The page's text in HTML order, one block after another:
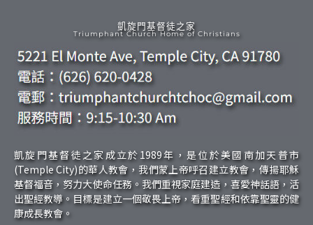
凱旋門基督徒之家
Triumphant Church Home of Christians
凱旋門基督徒之家成立於1989年，是位於美國南加天普市
(Temple City)的華人教會，我們蒙上帝呼召建立教會，傳揚耶穌
基督福音，努力大使命任務。我們重視家庭建造，喜愛神話語，活
出聖經教導。目標是建立一個敬畏上帝，看重聖經和依靠聖靈的健
康成長教會。